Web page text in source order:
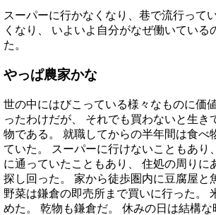
スーパーに行かなくなり、巷で流行って
くなり、 いよいよ自分がなぜ働いている
た。
やっぱ農家かな
世の中にはびこっている様々なものに価
ったわけだが、 それでも買わないと生き
物である。 就職してからの半年間は食べ
ていた。 スーパーに行けないこともあり
に通っていたこともあり、 住処の周りに
探し回った。 家から徒歩圏内に豆腐屋と
野菜は鎌倉の即売所まで買いに行った。
めた。 乾物も鎌倉だ。 休みの日は結構